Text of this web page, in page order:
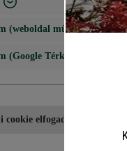
(weboldal működése)
(Google Térkép)
cookie elfogadása